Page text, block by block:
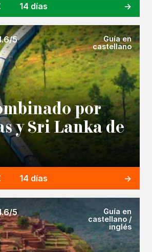
14 días
5
Guía en
castellano
por
y Sri Lanka de
14 días
5
Guía en
castellano /
inglés